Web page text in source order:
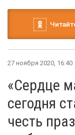
27 ноября 2020, 16:40
«Сердце
сегодня
честь